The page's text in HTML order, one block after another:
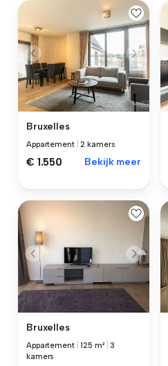
Bruxelles
Appartement |2 kamers
€ 1.550 Bekijk meer
Bruxelles
Appartement |125 m² |3
kamers